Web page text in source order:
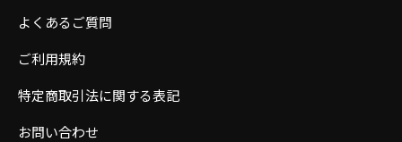
よくあるご質問
ご利用規約
特定商取引法に関する表記
お問い合わせ